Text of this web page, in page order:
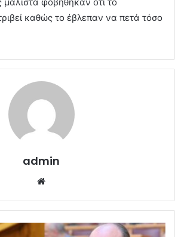
μάλιστα φοβήθηκαν ότι το
καθώς το έβλεπαν να πετά τόσο
admin